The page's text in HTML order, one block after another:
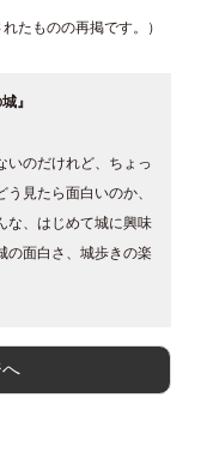
たものの再掲です。）
』
いのだけれど、ちょっ
見たら面白いのか、
な、はじめて城に興味
の面白さ、城歩きの楽